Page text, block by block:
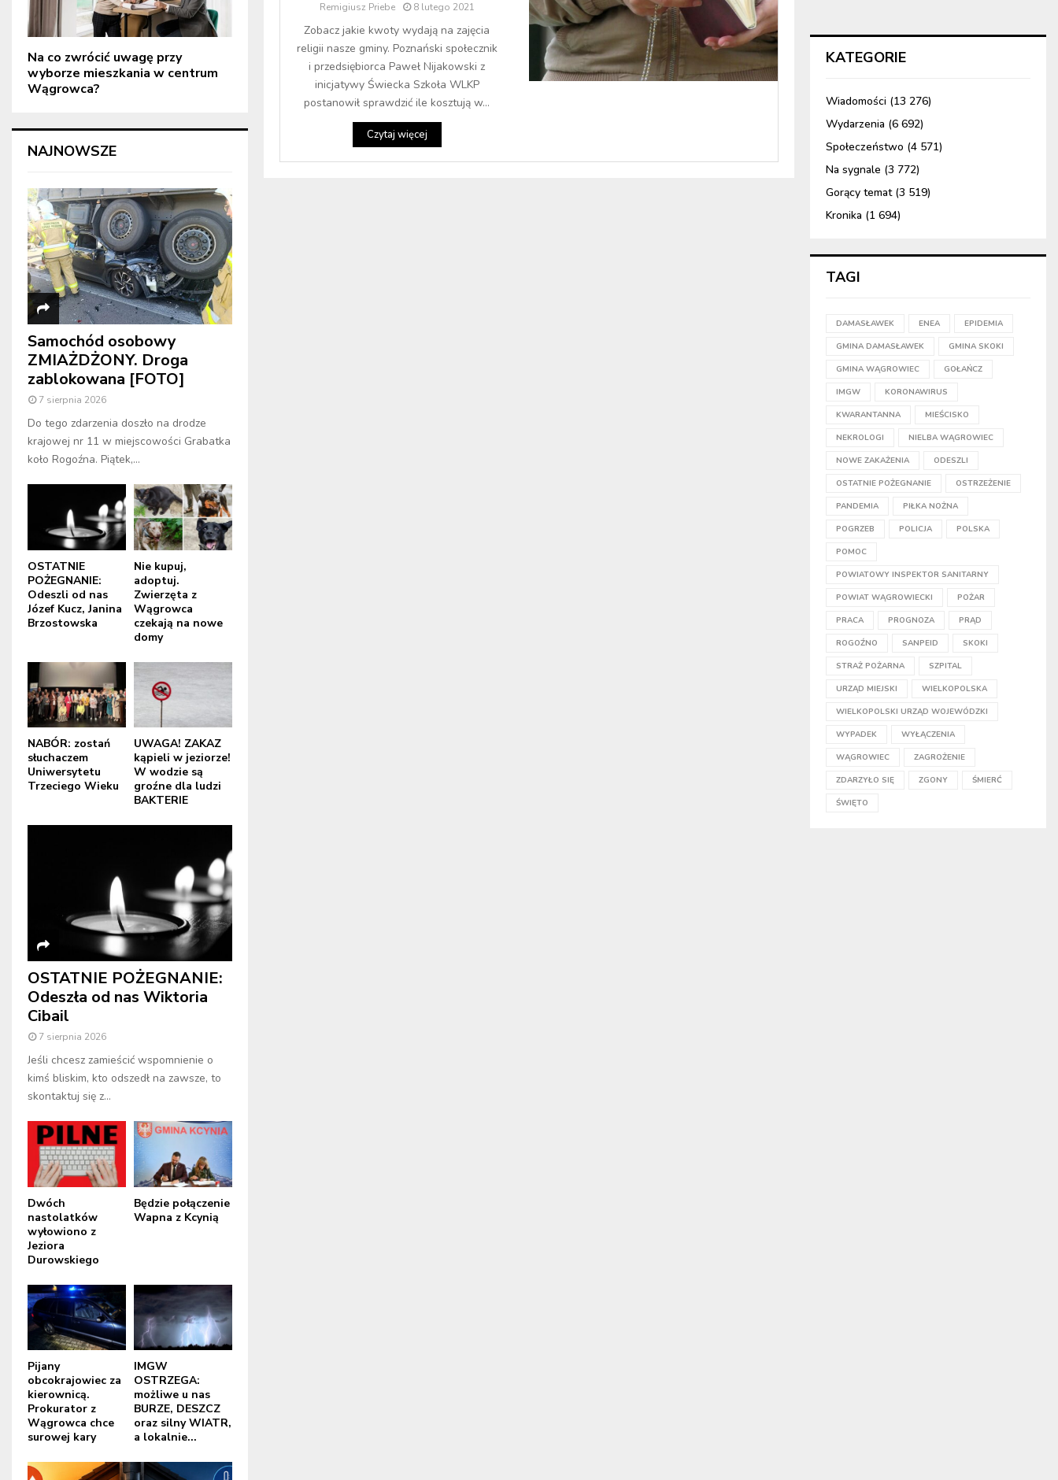
Remigiusz Priebe 8 lutego 2021
Zobacz jakie kwoty wydają na zajęcia
religii nasze gminy. Poznański społecznik
i przedsiębiorca Paweł Nijakowski z
inicjatywy Świecka Szkoła WLKP
postanowił sprawdzić ile kosztują w...
Czytaj więcej
Na co zwrócić uwagę przy
wyborze mieszkania w centrum
Wągrowca?
NAJNOWSZE
Samochód osobowy
ZMIAŻDŻONY. Droga
zablokowana [FOTO]
7 sierpnia 2026
Do tego zdarzenia doszło na drodze
krajowej nr 11 w miejscowości Grabatka
koło Rogoźna. Piątek,...
OSTATNIE
POŻEGNANIE:
Odeszli od nas
Józef Kucz, Janina
Brzostowska
Nie kupuj,
adoptuj.
Zwierzęta z
Wągrowca
czekają na nowe
domy
NABÓR: zostań
słuchaczem
Uniwersytetu
Trzeciego Wieku
UWAGA! ZAKAZ
kąpieli w jeziorze!
W wodzie są
groźne dla ludzi
BAKTERIE
OSTATNIE POŻEGNANIE:
Odeszła od nas Wiktoria
Cibail
7 sierpnia 2026
Jeśli chcesz zamieścić wspomnienie o
kimś bliskim, kto odszedł na zawsze, to
skontaktuj się z...
Dwóch
nastolatków
wyłowiono z
Jeziora
Durowskiego
Będzie połączenie
Wapna z Kcynią
Pijany
obcokrajowiec za
kierownicą.
Prokurator z
Wągrowca chce
surowej kary
IMGW
OSTRZEGA:
możliwe u nas
BURZE, DESZCZ
oraz silny WIATR,
a lokalnie...
KATEGORIE
Wiadomości (13 276)
Wydarzenia (6 692)
Społeczeństwo (4 571)
Na sygnale (3 772)
Gorący temat(3 519)
Kronika (1 694)
TAGI
DAMASŁAWEK ENEA EPIDEMIA
GMINA DAMASŁAWEK GMINA SKOKI
GMINA WĄGROWIEC GOŁAŃCZ
IMGW KORONAWIRUS
KWARANTANNA MIEŚCISKO
NEKROLOGI NIELBA WĄGROWIEC
NOWE ZAKAŻENIA ODESZLI
OSTATNIE POŻEGNANIE OSTRZEŻENIE
PANDEMIA PIŁKA NOŻNA
POGRZEB POLICJA POLSKA
POMOC
POWIATOWY INSPEKTOR SANITARNY
POWIAT WĄGROWIECKI POŻAR
PRACA PROGNOZA PRĄD
ROGOŹNO SANPEID SKOKI
STRAŻ POŻARNA SZPITAL
URZĄD MIEJSKI WIELKOPOLSKA
WIELKOPOLSKI URZĄD WOJEWÓDZKI
WYPADEK WYŁĄCZENIA
WĄGROWIEC ZAGROŻENIE
ZDARZYŁO SIĘ ZGONY ŚMIERĆ
ŚWIĘTO